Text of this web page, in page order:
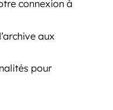
connexion à
aux
pour